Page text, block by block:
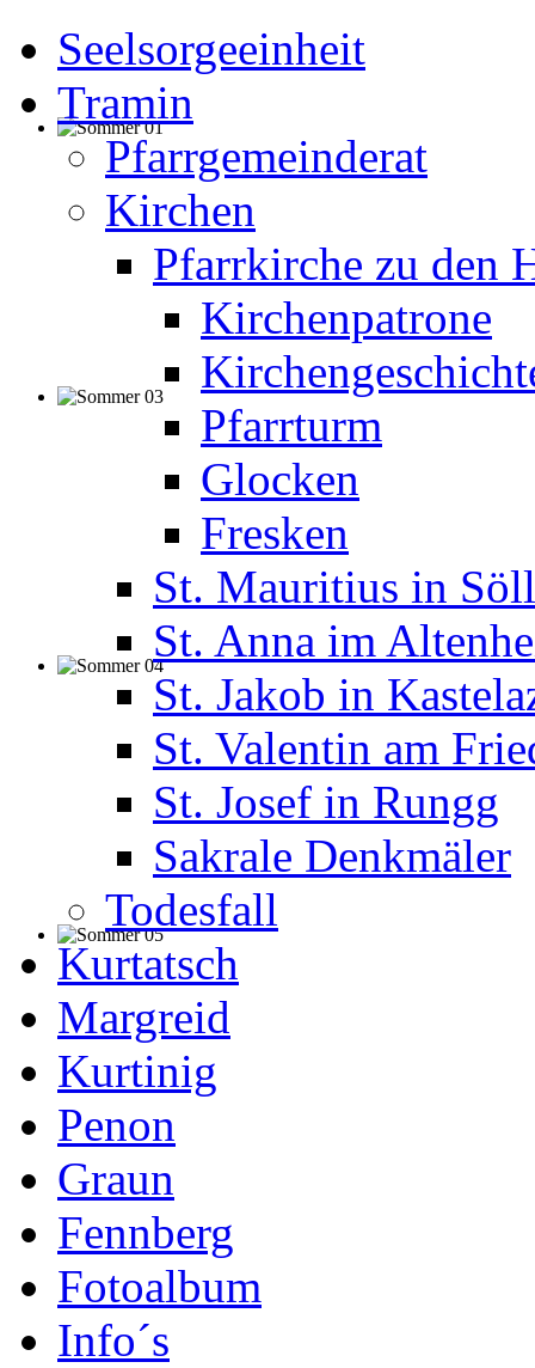
Seelsorgeeinheit
Tramin
Pfarrgemeinderat
Kirchen
Pfarrkirche zu den
Kirchenpatrone
Pfarrturm
Glocken
Fresken
St. Mauritius in Söll
St. Anna im
St. Jakob in
St. Valentin am
St. Josef in Rungg
Sakrale Denkmäler
Todesfall
Kurtatsch
Margreid
Kurtinig
Penon
Graun
Fennberg
Fotoalbum
Info´s